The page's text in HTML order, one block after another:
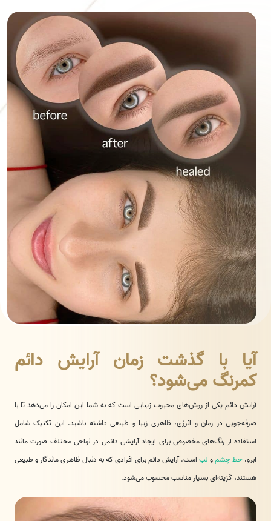
آیا با گذشت زمان آرایش دائم
کمرنگ می‌شود؟
آرایش دائم یکی از روش‌های محبوب زیبایی است که به شما این امکان را می‌دهد تا با
صرفه‌جویی در زمان و انرژی، ظاهری زیبا و طبیعی داشته باشید. این تکنیک شامل
استفاده از رنگ‌های مخصوص برای ایجاد آرایشی دائمی در نواحی مختلف صورت مانند
ابرو، خط چشمو لب است. آرایش دائم برای افرادی که به دنبال ظاهری ماندگار و طبیعی
هستند، گزینه‌ای بسیار مناسب محسوب می‌شود.